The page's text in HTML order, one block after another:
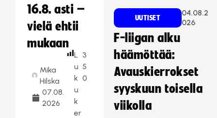
16.8. asti –
vielä ehtii
mukaan
Mika
Hilska
07.08.
2026
L
u
k
u
k
er
3
5
0
UUTISET
04.08.2
026
F-liigan alku
häämöttää:
Avauskierrokset
syyskuun toisella
viikolla